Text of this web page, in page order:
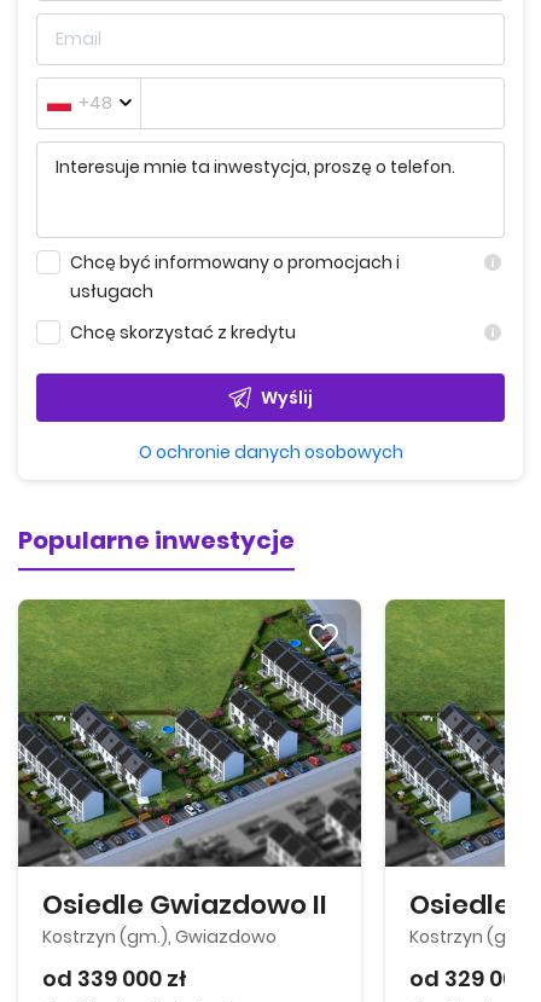
+48
Chcę być informowany o promocjach i
usługach
Chcę skorzystać z kredytu
Wyślij
O ochronie danych osobowych
Popularne inwestycje
Osiedle Gwiazdowo II
Kostrzyn (gm.), Gwiazdowo
od 339 000 zł
Kostrzyn
od 329 000